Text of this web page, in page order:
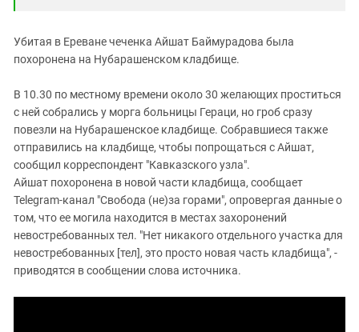
Убитая в Ереване чеченка Айшат Баймурадова была
похоронена на Нубарашенском кладбище.
В 10.30 по местному времени около 30 желающих проститься
с ней собрались у морга больницы Гераци, но гроб сразу
повезли на Нубарашенское кладбище. Собравшиеся также
отправились на кладбище, чтобы попрощаться с Айшат,
сообщил корреспондент "Кавказского узла".
Айшат похоронена в новой части кладбища, сообщает
Telegram-канал "Свобода (не)за горами", опровергая данные о
том, что ее могила находится в местах захоронений
невостребованных тел. "Нет никакого отдельного участка для
невостребованных [тел], это просто новая часть кладбища", -
приводятся в сообщении слова источника.